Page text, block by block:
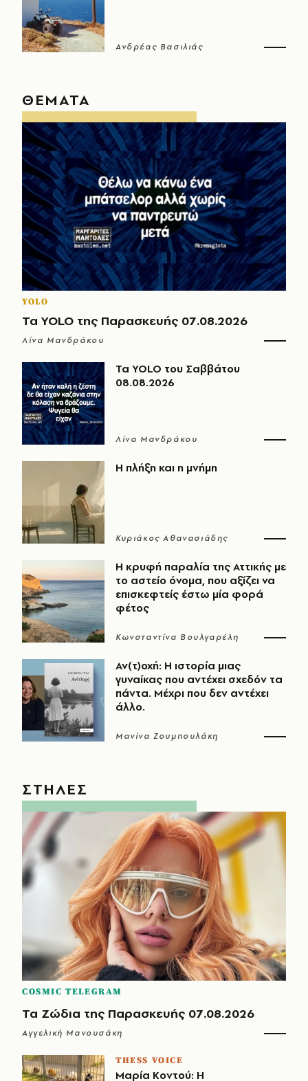
Ανδρέας Βασιλιάς
ΘΕΜΑΤΑ
YOLO
Τα YOLO της Παρασκευής 07.08.2026
Λίνα Μανδράκου
Τα YOLO του Σαββάτου
08.08.2026
Λίνα Μανδράκου
Η πλήξη και η μνήμη
Κυριάκος Αθανασιάδης
Η κρυφή παραλία της Αττικής με
το αστείο όνομα, που αξίζει να
επισκεφτείς έστω μία φορά
φέτος
Κωνσταντίνα Βουλγαρέλη
Αν(τ)οχή: Η ιστορία μιας
γυναίκας που αντέχει σχεδόν τα
πάντα. Μέχρι που δεν αντέχει
άλλο.
Μανίνα Ζουμπουλάκη
ΣΤΗΛΕΣ
COSMIC TELEGRAM
Τα Ζώδια της Παρασκευής 07.08.2026
Αγγελική Μανουσάκη
THESS VOICE
Μαρία Κοντού: Η